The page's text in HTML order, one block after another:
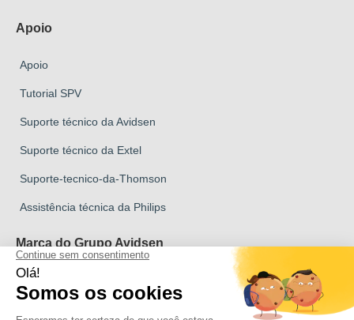
Apoio
Apoio
Tutorial SPV
Suporte técnico da Avidsen
Suporte técnico da Extel
Suporte-tecnico-da-Thomson
Assistência técnica da Philips
Marca do Grupo Avidsen
Marca Avidsen